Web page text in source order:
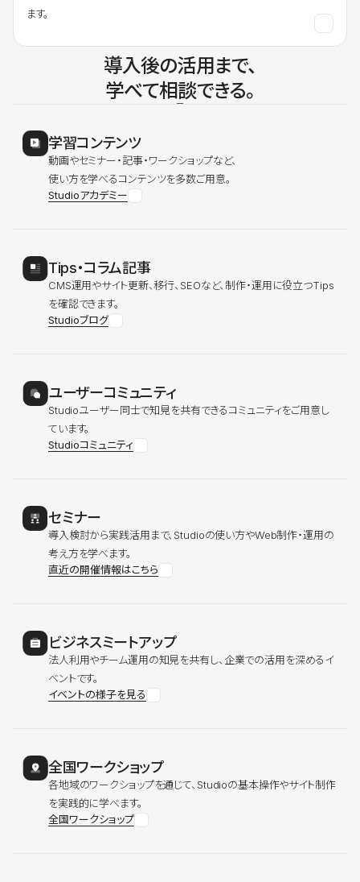
ます。
導入後の活用まで、
学べて相談できる。
学習コンテンツ
動画やセミナー・記事・ワークショップなど、
使い方を学べるコンテンツを多数ご用意。
Studioアカデミー
Tips・コラム記事
CMS運用やサイト更新、移行、SEOなど、制作・運用に役立つTips
を確認できます。
Studioブログ
ユーザーコミュニティ
Studioユーザー同士で知見を共有できるコミュニティをご用意し
ています。
Studioコミュニティ
セミナー
導入検討から実践活用まで、Studioの使い方やWeb制作・運用の
考え方を学べます。
直近の開催情報はこちら
ビジネスミートアップ
法人利用やチーム運用の知見を共有し、企業での活用を深めるイ
ベントです。
イベントの様子を見る
全国ワークショップ
各地域のワークショップを通じて、Studioの基本操作やサイト制作
を実践的に学べます。
全国ワークショップ